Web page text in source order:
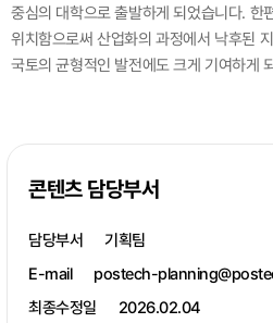
중심의 대학으로 출발하게 되었습니다. 한
위치함으로써 산업화의 과정에서 낙후된
국토의 균형적인 발전에도 크게 기여하게
콘텐츠 담당부서
담당부서
기획팀
E-mail
postech-
최종수정일
2026.02.04